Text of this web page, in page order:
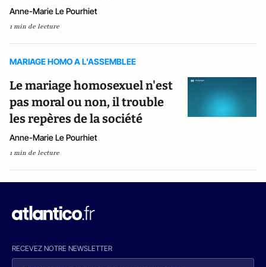
Anne-Marie Le Pourhiet
1 min de lecture
MARIAGE HOMO A L'ASSEMBLEE
Le mariage homosexuel n'est
pas moral ou non, il trouble
les repères de la société
Anne-Marie Le Pourhiet
1 min de lecture
RECEVEZ NOTRE NEWSLETTER